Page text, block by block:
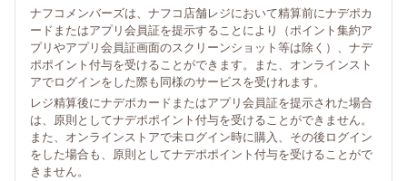
ナフコメンバーズは、ナフコ店舗レジにおいて精算前にナデポカ
ードまたはアプリ会員証を提示することにより（ポイント集約ア
プリやアプリ会員証画面のスクリーンショット等は除く）、ナデ
ポポイント付与を受けることができます。また、オンラインスト
アでログインをした際も同様のサービスを受けれます。
レジ精算後にナデポカードまたはアプリ会員証を提示された場合
は、原則としてナデポポイント付与を受けることができません。
また、オンラインストアで未ログイン時に購入、その後ログイン
をした場合も、原則としてナデポポイント付与を受けることがで
きません。